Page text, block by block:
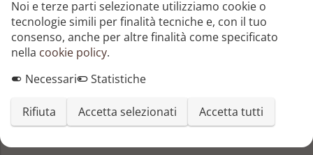
Aggiungi una recensione
Aggiungi un articolo
Noi e terze parti selezionate utilizziamo cookie o
tecnologie simili per finalità tecniche e, con il tuo
consenso, anche per altre finalità come specificato
nella cookie policy.
Necessari
Statistiche
Rifiuta Accetta selezionati Accetta tutti